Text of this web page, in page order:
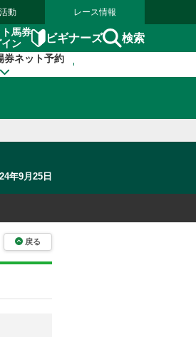
動 レース情報
馬券
イン
ビギナーズ 検索
券ネット予約
年9月25日
戻る